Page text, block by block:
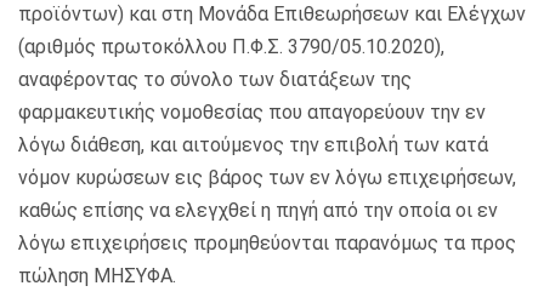
προϊόντων) και στη Μονάδα Επιθεωρήσεων και Ελέγχων
(αριθμός πρωτοκόλλου Π.Φ.Σ. 3790/05.10.2020),
αναφέροντας το σύνολο των διατάξεων της
φαρμακευτικής νομοθεσίας που απαγορεύουν την εν
λόγω διάθεση, και αιτούμενος την επιβολή των κατά
νόμον κυρώσεων εις βάρος των εν λόγω επιχειρήσεων,
καθώς επίσης να ελεγχθεί η πηγή από την οποία οι εν
λόγω επιχειρήσεις προμηθεύονται παρανόμως τα προς
πώληση ΜΗΣΥΦΑ.